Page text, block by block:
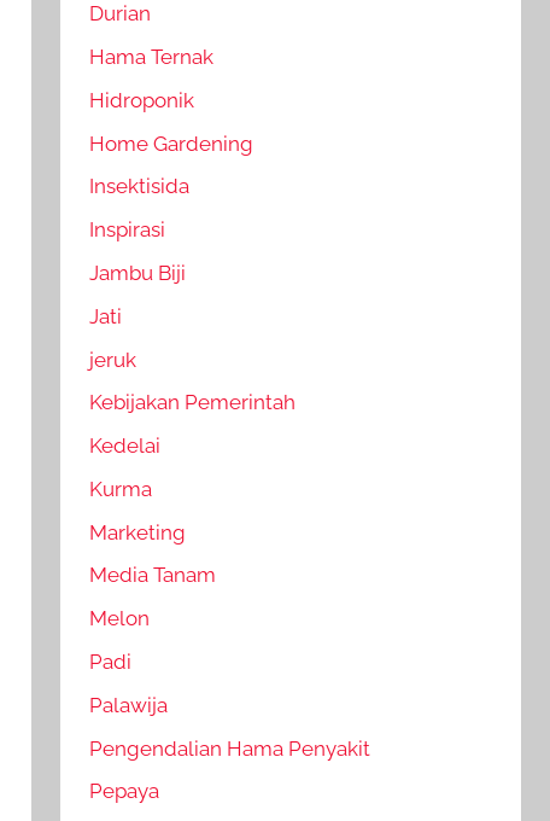
Durian
Hama Ternak
Hidroponik
Home Gardening
Insektisida
Inspirasi
Jambu Biji
Jati
jeruk
Kebijakan Pemerintah
Kedelai
Kurma
Marketing
Media Tanam
Melon
Padi
Palawija
Pengendalian Hama Penyakit
Pepaya